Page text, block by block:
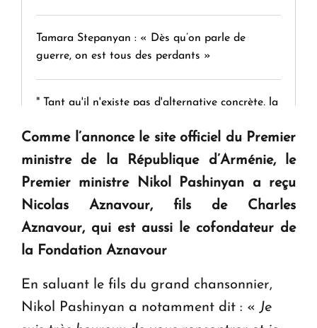
Tamara Stepanyan : « Dès qu’on parle de
guerre, on est tous des perdants »
" Tant qu'il n'existe pas d'alternative concrète, la
KASA : 30 ans d'audace, de résilience et d'avenir
en Arménie
Le premier hôtel Hyatt Regency d'Arménie
ouvrira ses portes à Dilijan
Comme l’annonce le site officiel du Premier
ministre de la République d’Arménie, le
Premier ministre Nikol Pashinyan a reçu
Nicolas Aznavour, fils de Charles
Aznavour, qui est aussi le cofondateur de
la Fondation Aznavour
En saluant le fils du grand chansonnier,
Nikol Pashinyan a notamment dit : « Je